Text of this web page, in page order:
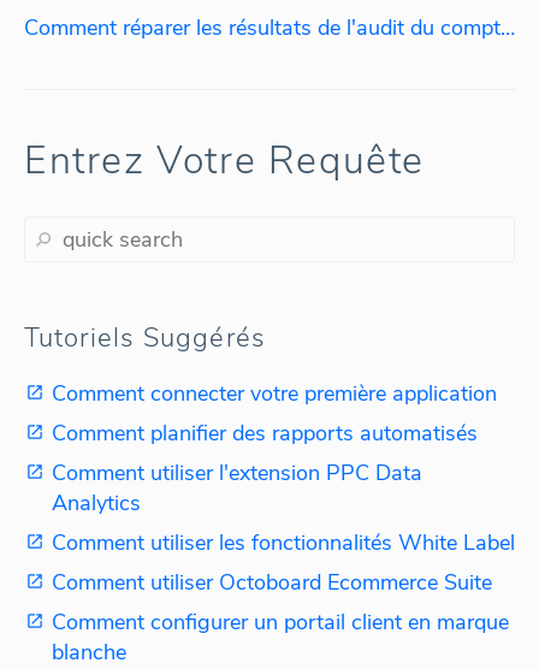
Comment réparer les résultats de l'audit du compte ?
Entrez Votre Requête
Tutoriels Suggérés
Comment connecter votre première application
Comment planifier des rapports automatisés
Comment utiliser l'extension PPC Data
Analytics
Comment utiliser les fonctionnalités White Label
Comment utiliser Octoboard Ecommerce Suite
Comment configurer un portail client en marque
blanche